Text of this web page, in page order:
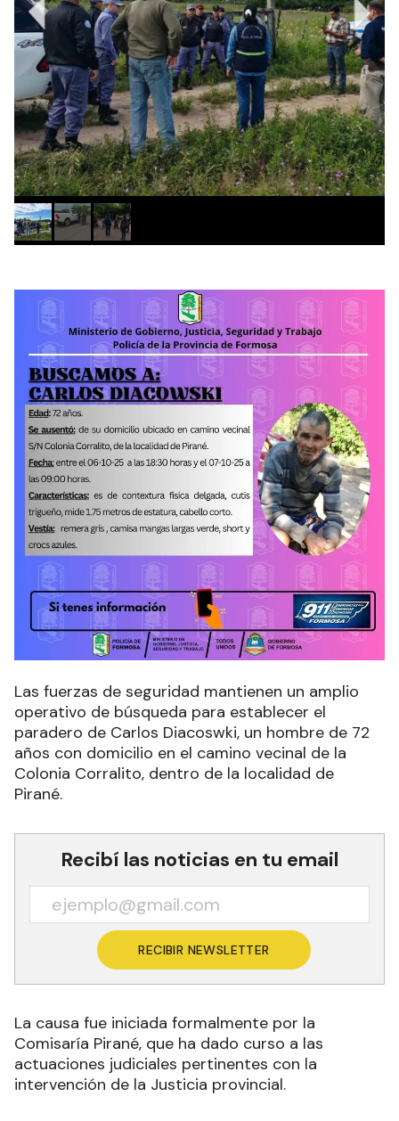
Las fuerzas de seguridad mantienen un amplio
operativo de búsqueda para establecer el
paradero de Carlos Diacoswki, un hombre de 72
años con domicilio en el camino vecinal de la
Colonia Corralito, dentro de la localidad de
Pirané.
Recibí las noticias en tu email
RECIBIR NEWSLETTER
La causa fue iniciada formalmente por la
Comisaría Pirané, que ha dado curso a las
actuaciones judiciales pertinentes con la
intervención de la Justicia provincial.